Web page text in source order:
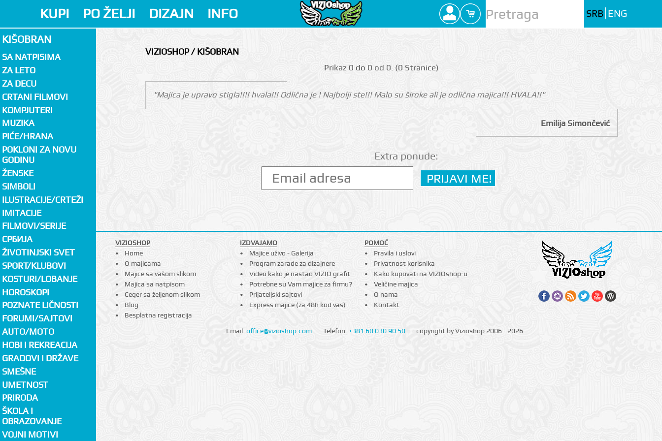
KUPI PO ŽELJI DIZAJN INFO SRB ENG
KIŠOBRAN
SA NATPISIMA
ZA LETO
ZA DECU
CRTANI FILMOVI
KOMPJUTERI
MUZIKA
PIĆE/HRANA
POKLONI ZA NOVU
GODINU
ŽENSKE
SIMBOLI
ILUSTRACIJE/CRTEŽI
IMITACIJE
FILMOVI/SERIJE
СРБИЈА
ŽIVOTINJSKI SVET
SPORT/KLUBOVI
KOSTURI/LOBANJE
HOROSKOPI
POZNATE LIČNOSTI
FORUMI/SAJTOVI
AUTO/MOTO
HOBI I REKREACIJA
GRADOVI I DRŽAVE
SMEŠNE
UMETNOST
PRIRODA
ŠKOLA I
OBRAZOVANJE
VOJNI MOTIVI
VIZIOSHOP / KIŠOBRAN
Prikаz 0 do 0 оd 0. (0 Strаnicе)
"Majica je upravo stigla!!!! hvala!!! Odlična je ! Najbolji ste!!! Malo su široke ali je odlična majica!!! HVALA!!"
Emilija Simončević
Extra ponude:
VIZIOSHOP
Home
O majicama
Majice sa vašom slikom
Majica sa natpisom
Ceger sa željenom slikom
Blog
Besplatna registracija
IZDVAJAMO
Majice uživo - Galerija
Program zarade za dizajnere
Video kako je nastao VIZIO grafit
Potrebne su Vam majice za firmu?
Prijateljski sajtovi
Express majice (za 48h kod vas)
POMOĆ
Pravila i uslovi
Privatnost korisnika
Kako kupovati na VIZIOshop-u
Veličine majica
O nama
Kontakt
Email: office@vizioshop.com Telefon: +381 60 030 90 50 copyright by Vizioshop 2006 - 2026